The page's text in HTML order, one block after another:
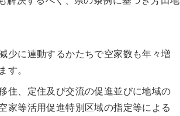
少に連動するかたちで空家数も年々増
。
住、定住及び交流の促進並びに地域の
家等活用促進特別区域の指定等による